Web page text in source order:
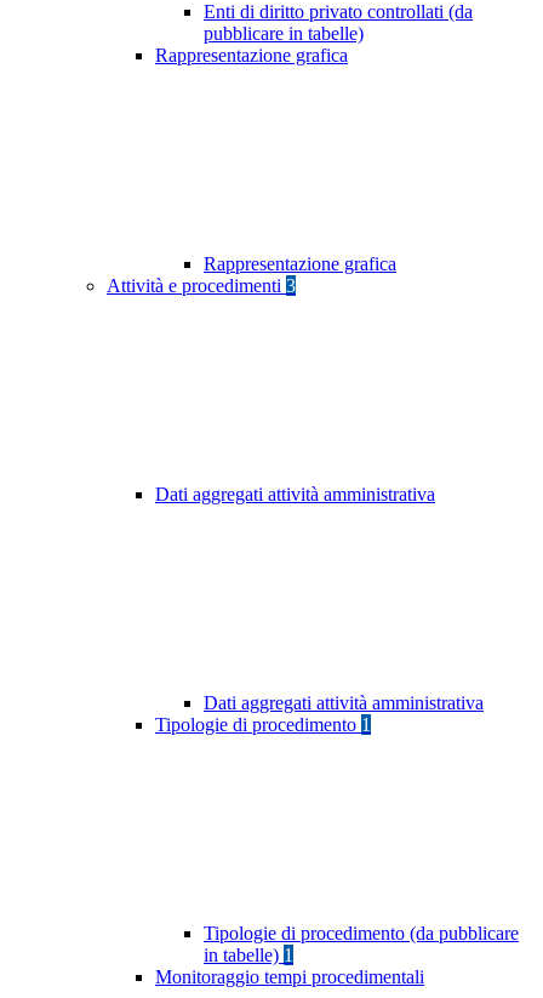
Enti di diritto privato controllati (da
pubblicare in tabelle)
Rappresentazione grafica
Rappresentazione grafica
Attività e procedimenti 3
Dati aggregati attività amministrativa
Dati aggregati attività amministrativa
Tipologie di procedimento 1
Tipologie di procedimento (da pubblicare
in tabelle) 1
Monitoraggio tempi procedimentali